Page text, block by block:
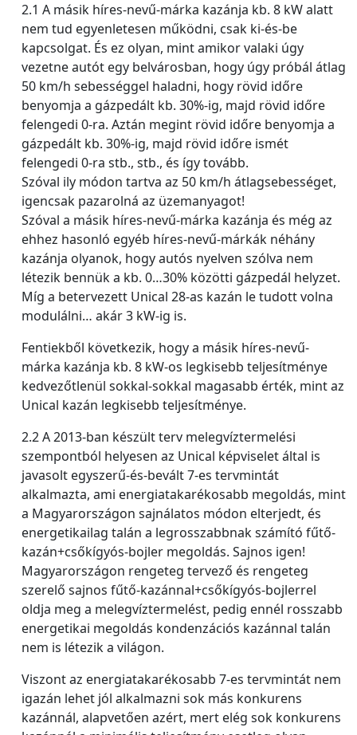
2.1 A másik híres-nevű-márka kazánja kb. 8 kW alatt
nem tud egyenletesen működni, csak ki-és-be
kapcsolgat. És ez olyan, mint amikor valaki úgy
vezetne autót egy belvárosban, hogy úgy próbál átlag
50 km/h sebességgel haladni, hogy rövid időre
benyomja a gázpedált kb. 30%-ig, majd rövid időre
felengedi 0-ra. Aztán megint rövid időre benyomja a
gázpedált kb. 30%-ig, majd rövid időre ismét
felengedi 0-ra stb., stb., és így tovább.
Szóval ily módon tartva az 50 km/h átlagsebességet,
igencsak pazarolná az üzemanyagot!
Szóval a másik híres-nevű-márka kazánja és még az
ehhez hasonló egyéb híres-nevű-márkák néhány
kazánja olyanok, hogy autós nyelven szólva nem
létezik bennük a kb. 0…30% közötti gázpedál helyzet.
Míg a betervezett Unical 28-as kazán le tudott volna
modulálni… akár 3 kW-ig is.
Fentiekből következik, hogy a másik híres-nevű-
márka kazánja kb. 8 kW-os legkisebb teljesítménye
kedvezőtlenül sokkal-sokkal magasabb érték, mint az
Unical kazán legkisebb teljesítménye.
2.2 A 2013-ban készült terv melegvíztermelési
szempontból helyesen az Unical képviselet által is
javasolt egyszerű-és-bevált 7-es tervmintát
alkalmazta, ami energiatakarékosabb megoldás, mint
a Magyarországon sajnálatos módon elterjedt, és
energetikailag talán a legrosszabbnak számító fűtő-
kazán+csőkígyós-bojler megoldás. Sajnos igen!
Magyarországon rengeteg tervező és rengeteg
szerelő sajnos fűtő-kazánnal+csőkígyós-bojlerrel
oldja meg a melegvíztermelést, pedig ennél rosszabb
energetikai megoldás kondenzációs kazánnal talán
nem is létezik a világon.
Viszont az energiatakarékosabb 7-es tervmintát nem
igazán lehet jól alkalmazni sok más konkurens
kazánnál, alapvetően azért, mert elég sok konkurens